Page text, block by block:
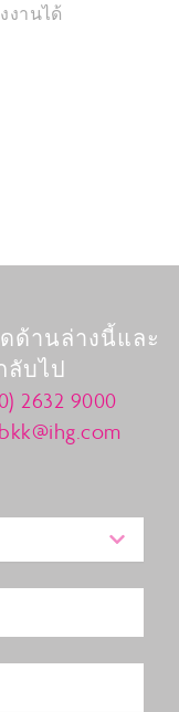
งานได้
ด้านล่างนี้และ
ลับไป
2632 9000